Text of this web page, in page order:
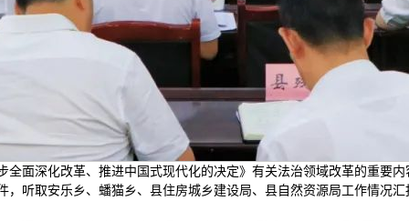
全面深化改革、推进中国式现代化的决定》有关法治领域改革的重要
听取安乐乡、蟠猫乡、县住房城乡建设局、县自然资源局工作情况